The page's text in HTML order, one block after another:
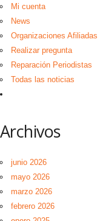
Mi cuenta
News
Organizaciones Afiliadas
Realizar pregunta
Reparación Periodistas
Todas las noticias
Archivos
junio 2026
mayo 2026
marzo 2026
febrero 2026